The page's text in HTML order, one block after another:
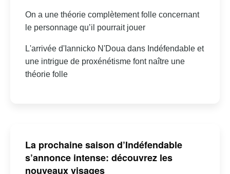
On a une théorie complètement folle concernant
le personnage qu’il pourrait jouer
L'arrivée d'Iannicko N'Doua dans Indéfendable et
une intrigue de proxénétisme font naître une
théorie folle
La prochaine saison d’Indéfendable
s’annonce intense: découvrez les
nouveaux visages